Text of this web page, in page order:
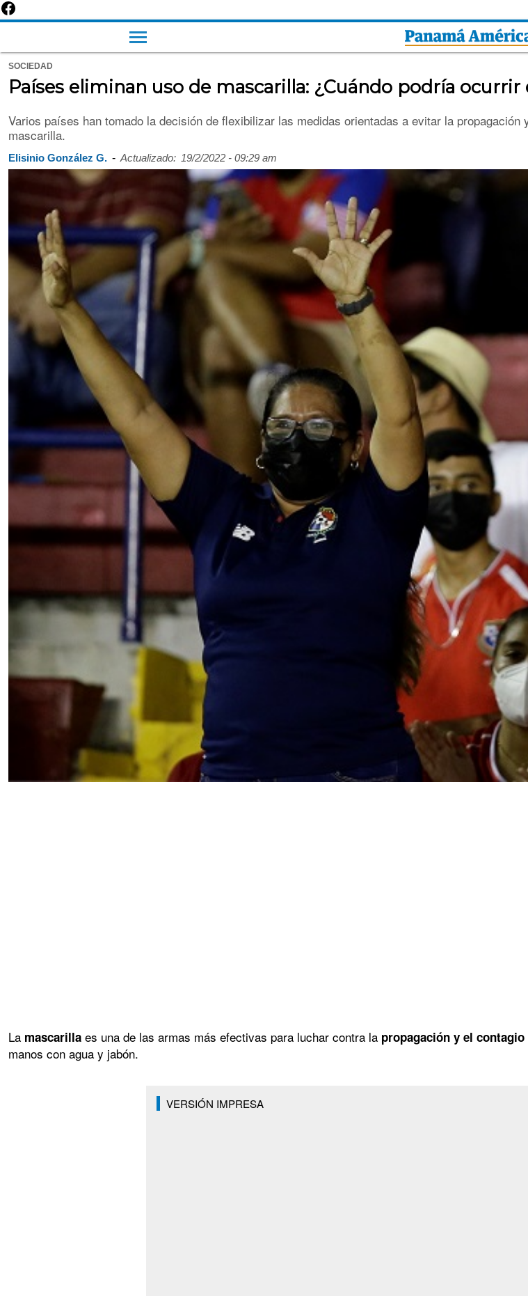
SOCIEDAD
Países eliminan uso de mascarilla: ¿Cuándo podría ocurrir
Varios países han tomado la decisión de flexibilizar las medidas orientadas a evitar la
mascarilla.
Elisinio González G. - Actualizado: 19/2/2022 - 09:29 am
La mascarilla es una de las armas más efectivas para luchar contra la propagación y el
manos con agua y jabón.
VERSIÓN IMPRESA